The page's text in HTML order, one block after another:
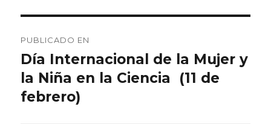
de
entradas
PUBLICADO EN
Día Internacional de la Mujer y
la Niña en la Ciencia (11 de
febrero)